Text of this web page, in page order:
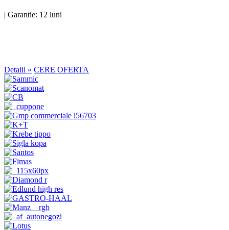
| Garantie: 12 luni
Detalii » CERE OFERTA